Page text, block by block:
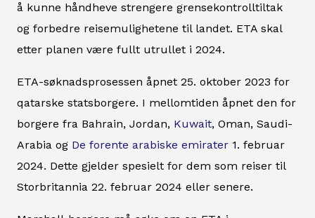
å kunne håndheve strengere grensekontrolltiltak
og forbedre reisemulighetene til landet. ETA skal
etter planen være fullt utrullet i 2024.
ETA-søknadsprosessen åpnet 25. oktober 2023 for
qatarske statsborgere. I mellomtiden åpnet den for
borgere fra Bahrain, Jordan, Kuwait, Oman, Saudi-
Arabia og De forente arabiske emirater 1. februar
2024. Dette gjelder spesielt for dem som reiser til
Storbritannia 22. februar 2024 eller senere.